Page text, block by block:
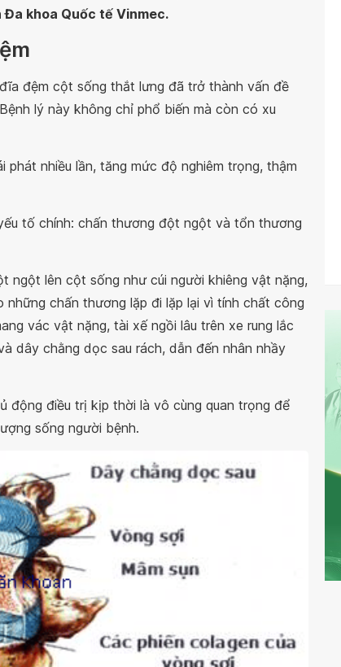
khoa Quốc tế Vinmec.
đệm cột sống thắt lưng đã trở thành vấn đề
lý này không chỉ phổ biến mà còn có xu
nhiều lần, tăng mức độ nghiêm trọng, thậm
tố chính: chấn thương đột ngột và tổn thương
lên cột sống như cúi người khiêng vật nặng,
chấn thương lặp đi lặp lại vì tính chất công
vác vật nặng, tài xế ngồi lâu trên xe rung lắc
dây chằng dọc sau rách, dẫn đến nhân nhầy
động điều trị kịp thời là vô cùng quan trọng để
sống người bệnh.